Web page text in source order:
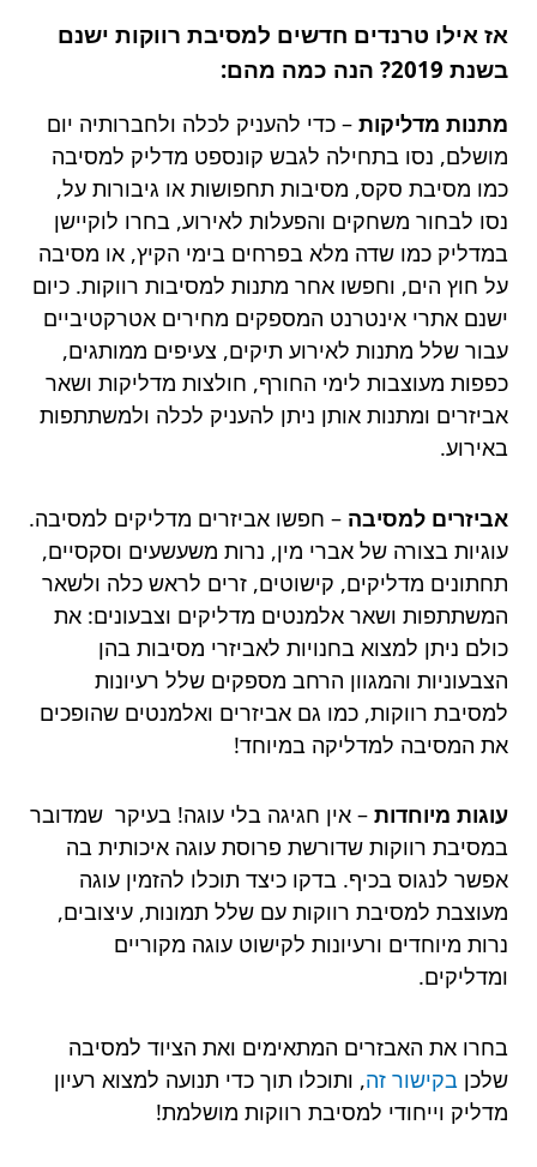
אז אילו טרנדים חדשים למסיבת רווקות ישנם
בשנת 2019? הנה כמה מהם:
מתנות מדליקות – כדי להעניק לכלה ולחברותיה יום
מושלם, נסו בתחילה לגבש קונספט מדליק למסיבה
כמו מסיבת סקס, מסיבות תחפושות או גיבורות על,
נסו לבחור משחקים והפעלות לאירוע, בחרו לוקיישן
במדליק כמו שדה מלא בפרחים בימי הקיץ, או מסיבה
על חוץ הים, וחפשו אחר מתנות למסיבות רווקות. כיום
ישנם אתרי אינטרנט המספקים מחירים אטרקטיביים
עבור שלל מתנות לאירוע תיקים, צעיפים ממותגים,
כפפות מעוצבות לימי החורף, חולצות מדליקות ושאר
אביזרים ומתנות אותן ניתן להעניק לכלה ולמשתתפות
באירוע.
אביזרים למסיבה – חפשו אביזרים מדליקים למסיבה.
עוגיות בצורה של אברי מין, נרות משעשעים וסקסיים,
תחתונים מדליקים, קישוטים, זרים לראש כלה ולשאר
המשתתפות ושאר אלמנטים מדליקים וצבעונים: את
כולם ניתן למצוא בחנויות לאביזרי מסיבות בהן
הצבעוניות והמגוון הרחב מספקים שלל רעיונות
למסיבת רווקות, כמו גם אביזרים ואלמנטים שהופכים
את המסיבה למדליקה במיוחד!
עוגות מיוחדות – אין חגיגה בלי עוגה! בעיקר שמדובר
במסיבת רווקות שדורשת פרוסת עוגה איכותית בה
אפשר לנגוס בכיף. בדקו כיצד תוכלו להזמין עוגה
מעוצבת למסיבת רווקות עם שלל תמונות, עיצובים,
נרות מיוחדים ורעיונות לקישוט עוגה מקוריים
ומדליקים.
בחרו את האבזרים המתאימים ואת הציוד למסיבה
שלכן בקישור זה, ותוכלו תוך כדי תנועה למצוא רעיון
מדליק וייחודי למסיבת רווקות מושלמת!